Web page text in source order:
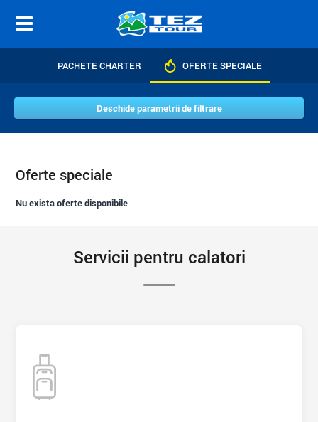
PACHETE CHARTER OFERTE SPECIALE
Deschide parametrii de filtrare
Oferte speciale
Nu exista oferte disponibile
Servicii pentru calatori